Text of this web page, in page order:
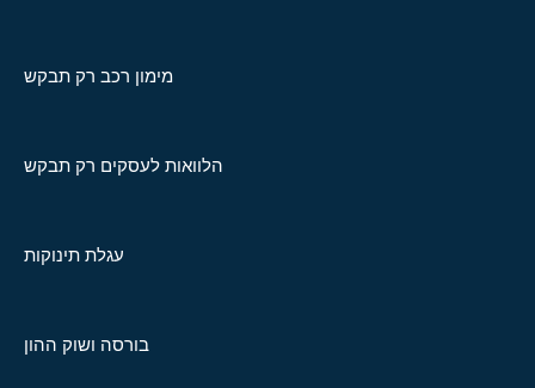
מימון רכב רק תבקש
הלוואות לעסקים רק תבקש
עגלת תינוקות
בורסה ושוק ההון